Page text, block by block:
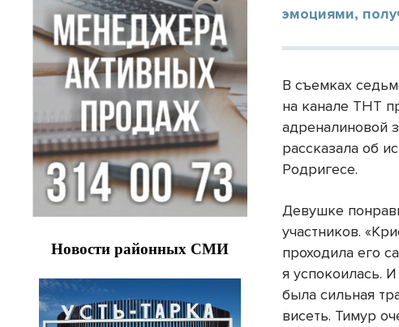
эмоциями,
В съемках
на канале ТНТ
адреналиновой
рассказала об
Родригесе.
Девушке
участников.
проходила его
я успокоилась.
была сильная
висеть. Тимур